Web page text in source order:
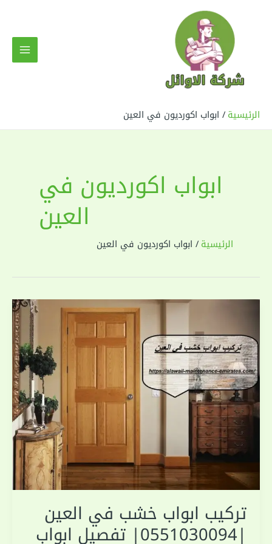
الرئيسية ابواب اكورديون في العين
ابواب اكورديون في
العين
الرئيسية ابواب اكورديون في العين
تركيب ابواب خشب في العين
|0551030094| تفصيل ابواب